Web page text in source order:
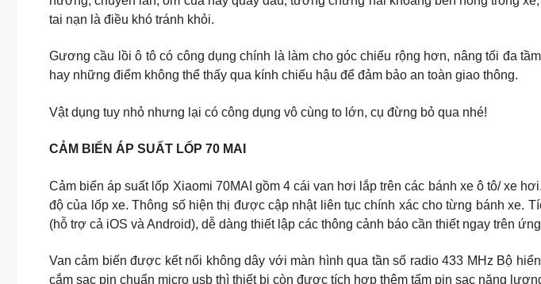
tai nạn là điều khó tránh khỏi.
Gương cầu lồi ô tô có công dụng chính là làm cho góc chiếu rộng hơn, nâng tối đa
hay những điểm không thể thấy qua kính chiếu hậu để đảm bảo an toàn giao thông.
Vật dụng tuy nhỏ nhưng lại có công dụng vô cùng to lớn, cụ đừng bỏ qua nhé!
CẢM BIẾN ÁP SUẤT LỐP 70 MAI
Cảm biến áp suất lốp Xiaomi 70MAI gồm 4 cái van hơi lắp trên các bánh xe ô tô/ xe
độ của lốp xe. Thông số hiện thị được cập nhật liên tục chính xác cho từng bánh xe.
(hỗ trợ cả iOS và Android), dễ dàng thiết lập các thông cảnh báo cần thiết ngay trên
Van cảm biến được kết nối không dây với màn hình qua tần số radio 433 MHz Bộ
cắm sạc pin chuẩn micro usb thì thiết bị còn được tích hợp thêm tấm pin sạc năng